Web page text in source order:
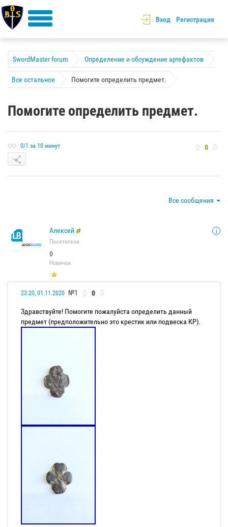
Вход Регистрация
SwordMaster forum Определение и обсуждение артефактов
Все остальное Помогите определить предмет.
Помогите определить предмет.
0/1 за 10 минут 0
Все сообщения
Алексей
Посетители
0
Новичок
23:20, 01.11.2020 №1 0
Здравствуйте! Помогите пожалуйста определить данный
предмет (предположительно это крестик или подвеска КР).